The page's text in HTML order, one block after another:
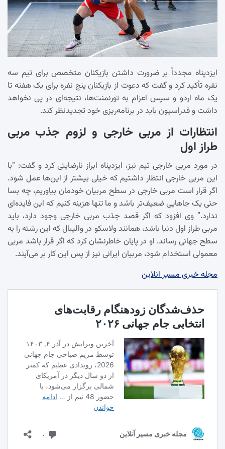
ایزدپناه مجدداً بر ضرورت داشتن بازیکنان متخصص برای تیم سه
نفره تأکید کرد و گفت که دعوت از بازیکنان پنج نفره برای یک هفته تا
یک ماه اردو و سپس اعزام به تورنمنت‌ها، نتیجه‌ای در پی نخواهد
داشت و فدراسیون باید در برنامه‌ریزی خود تجدیدنظر کند.
انتظارات از مربی خارجی و لزوم جذب مربی
طراز اول
در مورد مربی خارجی تیم نیز، ایزدپناه ابراز نارضایتی کرد و گفت: “با
این مربی خارجی انتظار داشتیم که خیلی بیشتر از این‌ها عمل شود.
اگر قرار است مربی خارجی در سطح مربیان خودمان بیاوریم، چه بسا
حتی یک جاهایی ضعیف‌تر باشد و ما تنها هزینه کنیم که این فایده‌ای
ندارد.” وی افزود که اگر قصد جذب مربی خارجی وجود دارد، باید
مربی طراز اول دنیا باشد، همانند ولاسکو در والیبال که این رشته را به
سطح جهانی رساند. او در پایان خاطرنشان کرد که اگر قرار باشد مربی
معمولی استخدام شود، مربیان ایرانی نیز از پس این کار بر می‌آیند.
مجله خبری مسیر انلاین